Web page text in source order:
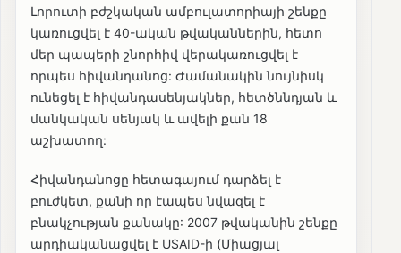
Լորուտի բժշկական ամբուլատորիայի շենքը
կառուցվել է 40-ական թվականներին, հետո
մեր պապերի շնորհիվ վերակառուցվել է
որպես հիվանդանոց: Ժամանակին նույնիսկ
ունեցել է հիվանդասենյակներ, հետծննդյան և
մանկական սենյակ և ավելի քան 18
աշխատող:
Հիվանդանոցը հետագայում դարձել է
բուժկետ, քանի որ էապես նվազել է
բնակչության քանակը: 2007 թվականին շենքը
արդիականացվել է USAID-ի (Միացյալ